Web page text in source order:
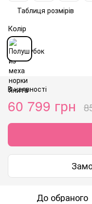
Таблиця розмірів
Колір
В наявності
60 799 грн
До обраного